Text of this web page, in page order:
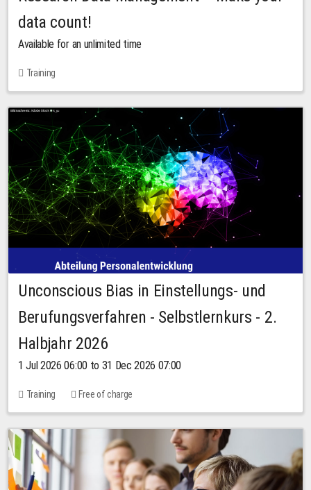
data count!
Available for an unlimited time
Training
Unconscious Bias in Einstellungs- und
Berufungsverfahren - Selbstlernkurs - 2.
Halbjahr 2026
1 Jul 2026 06:00 to 31 Dec 2026 07:00
Training Free of charge